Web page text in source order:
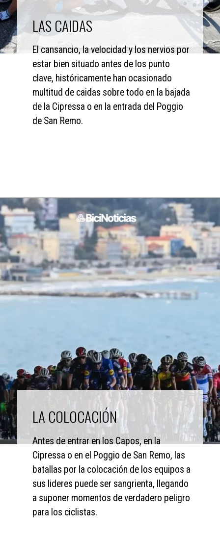
El cansancio, la velocidad y los nervios por
estar bien situado antes de los punto
clave, históricamente han ocasionado
multitud de caidas sobre todo en la bajada
de la Cipressa o en la entrada del Poggio
de San Remo.
LAS CAIDAS
Antes de entrar en los Capos, en la
Cipressa o en el Poggio de San Remo, las
batallas por la colocación de los equipos a
sus lideres puede ser sangrienta, llegando
a suponer momentos de verdadero peligro
para los ciclistas.
LA COLOCACIÓN